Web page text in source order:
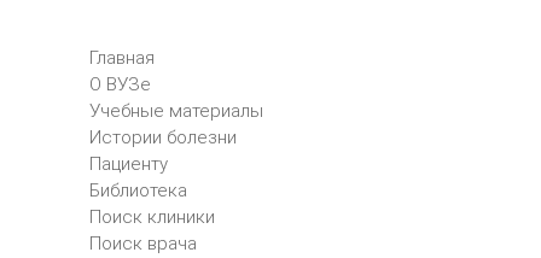
Главная
О ВУЗе
Учебные материалы
Истории болезни
Пациенту
Библиотека
Поиск клиники
Поиск врача